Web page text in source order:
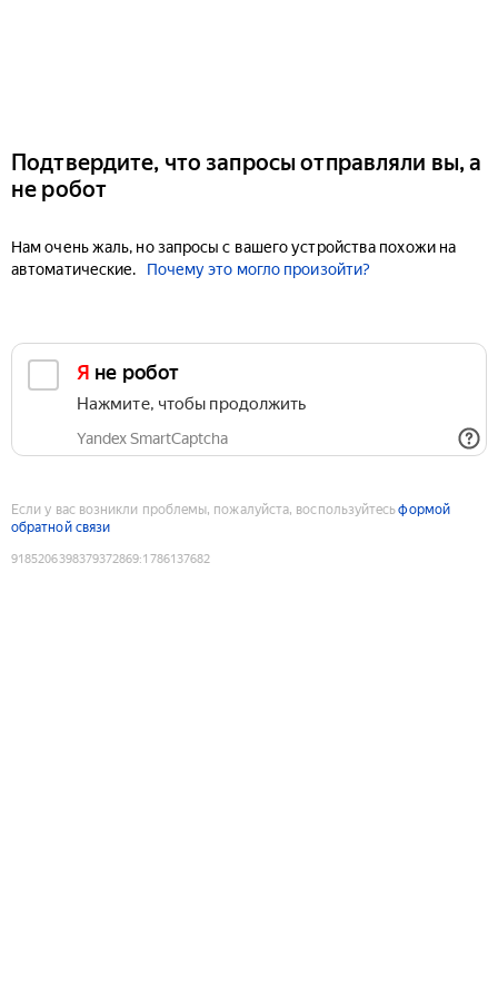
Подтвердите, что запросы отправляли вы, а
не робот
Нам очень жаль, но запросы с вашего устройства похожи на
автоматические.
Почему это могло произойти?
Я не робот
Нажмите, чтобы продолжить
Yandex SmartCaptcha
Если у вас возникли проблемы, пожалуйста, воспользуйтесьформой
обратной связи
9185206398379372869:1786137682